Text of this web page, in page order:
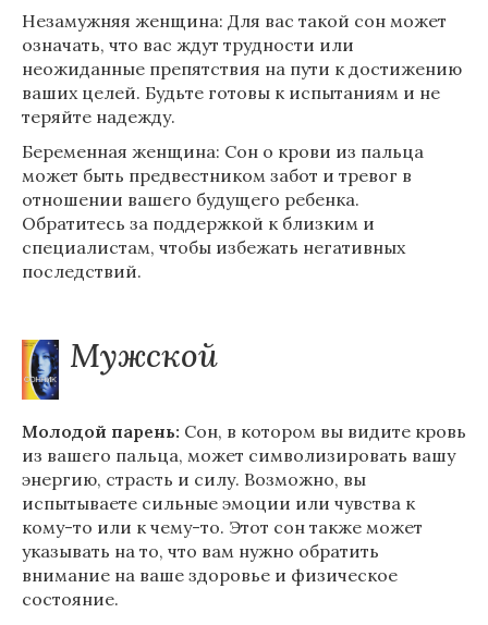
Незамужняя женщина: Для вас такой сон может
означать, что вас ждут трудности или
неожиданные препятствия на пути к достижению
ваших целей. Будьте готовы к испытаниям и не
теряйте надежду.
Беременная женщина: Сон о крови из пальца
может быть предвестником забот и тревог в
отношении вашего будущего ребенка.
Обратитесь за поддержкой к близким и
специалистам, чтобы избежать негативных
последствий.
Мужской
Молодой парень: Сон, в котором вы видите кровь
из вашего пальца, может символизировать вашу
энергию, страсть и силу. Возможно, вы
испытываете сильные эмоции или чувства к
кому-то или к чему-то. Этот сон также может
указывать на то, что вам нужно обратить
внимание на ваше здоровье и физическое
состояние.